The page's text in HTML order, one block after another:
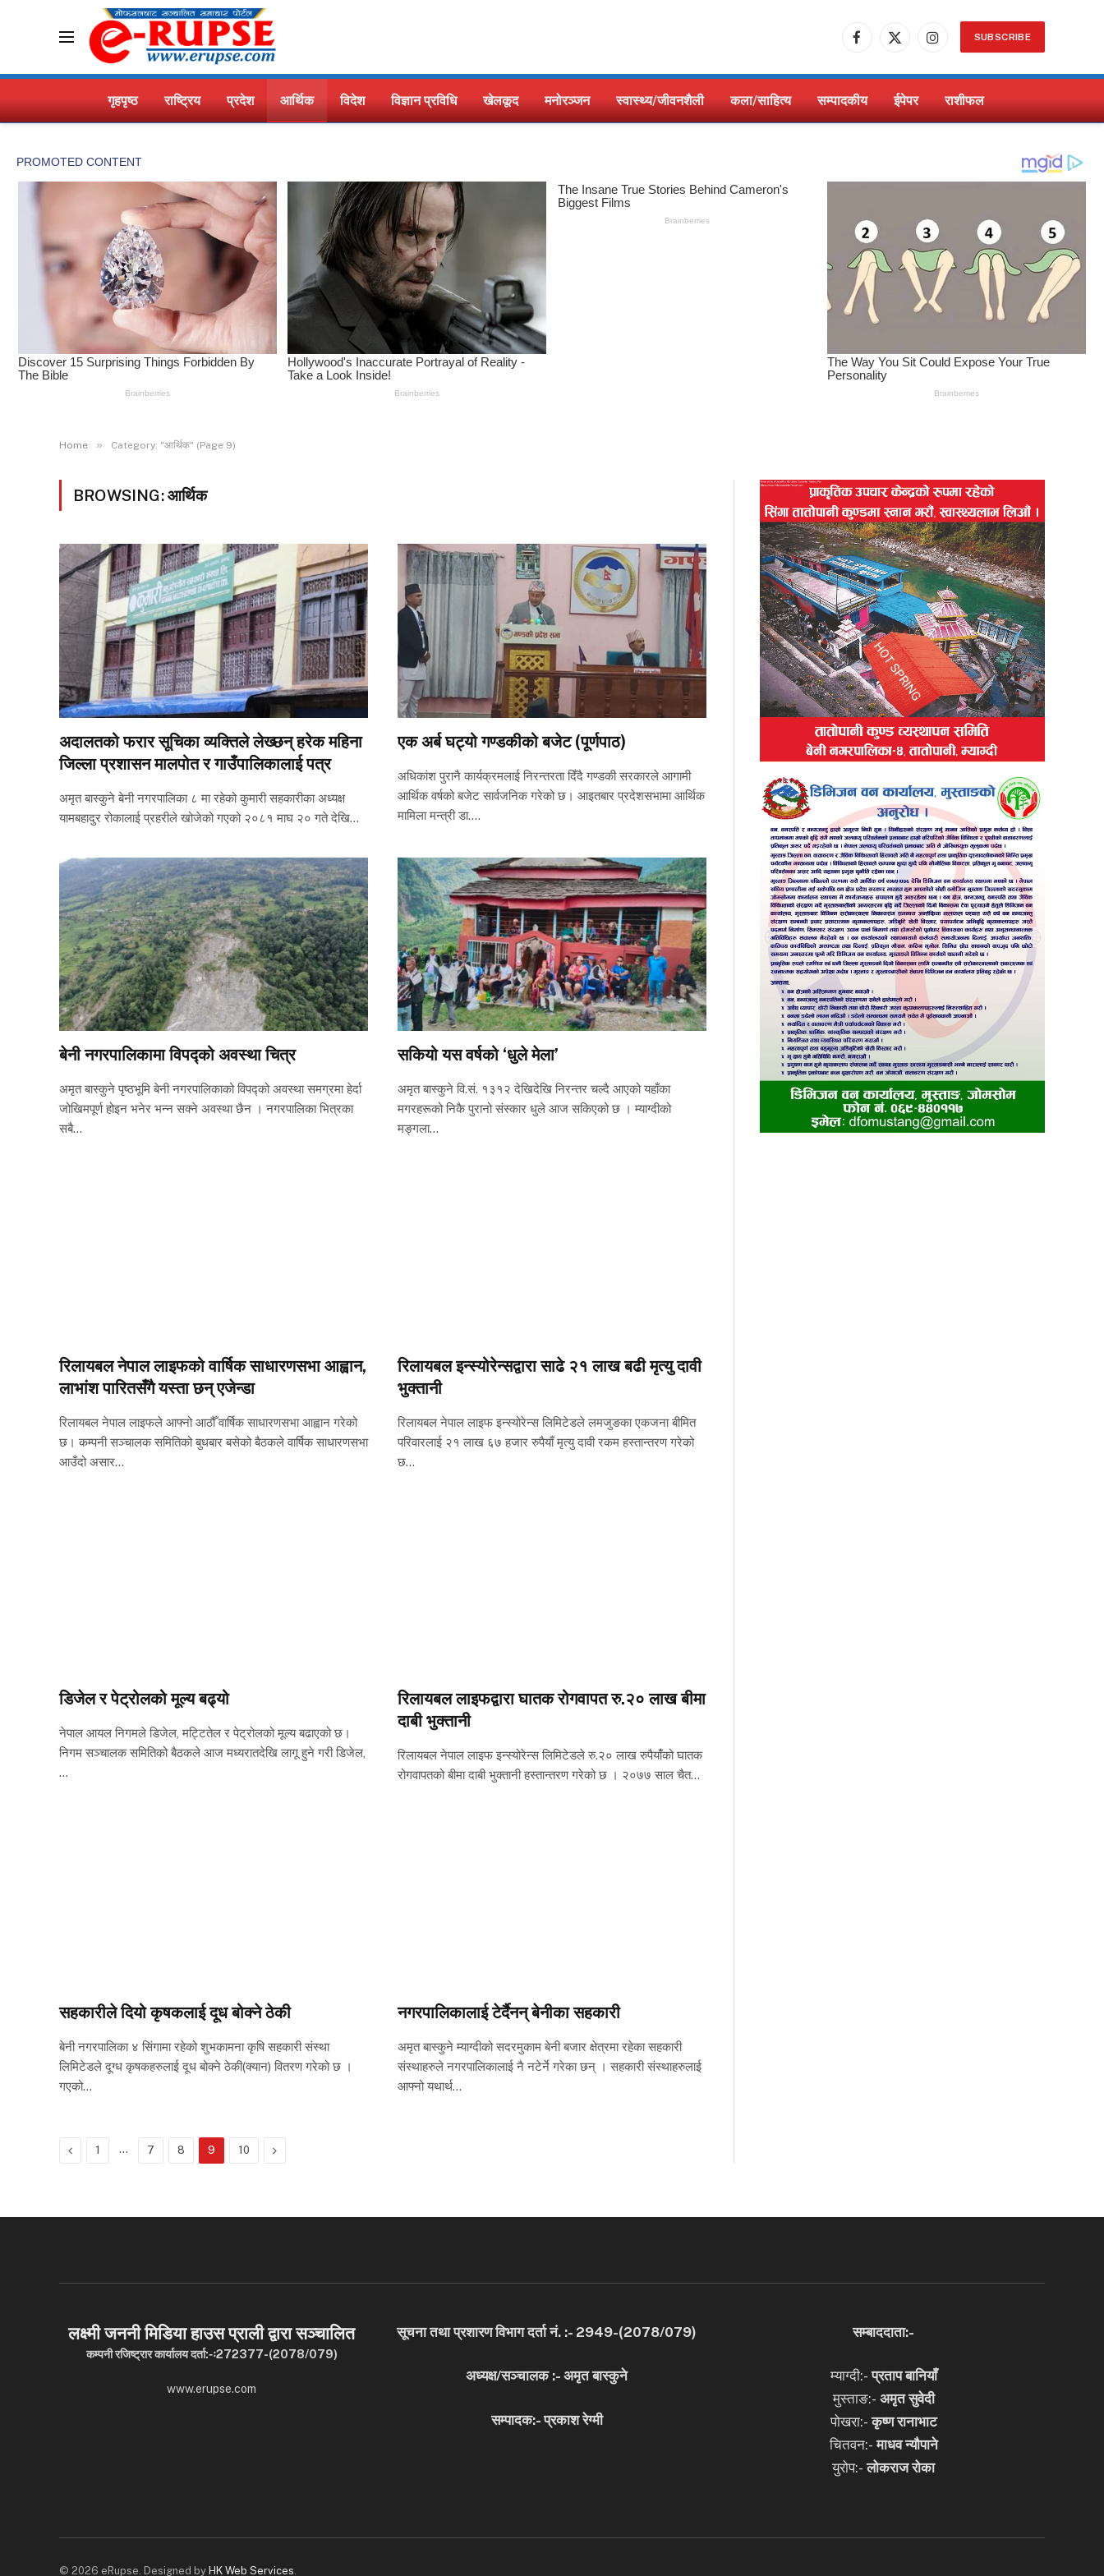
Facebook
X
Instagram
SUBSCRIBE
गृहपृष्ठ राष्ट्रिय प्रदेश आर्थिक विदेश विज्ञान प्रविधि खेलकूद मनोरञ्जन स्वास्थ्य/जीवनशैली कला/साहित्य सम्पादकीय ईपेपर राशीफल
Home » Category: "आर्थिक" (Page 9)
BROWSING:आर्थिक
अदालतको फरार सूचिका व्यक्तिले लेख्छन् हरेक महिना
जिल्ला प्रशासन मालपोत र गाउँपालिकालाई पत्र
अमृत बास्कुने बेनी नगरपालिका ८ मा रहेको कुमारी सहकारीका अध्यक्ष
यामबहादुर रोकालाई प्रहरीले खोजेको गएको २०८१ माघ २० गते देखि…
एक अर्ब घट्यो गण्डकीको बजेट (पूर्णपाठ)
अधिकांश पुरानै कार्यक्रमलाई निरन्तरता दिँदै गण्डकी सरकारले आगामी
आर्थिक वर्षको बजेट सार्वजनिक गरेको छ। आइतबार प्रदेशसभामा आर्थिक
मामिला मन्त्री डा.…
बेनी नगरपालिकामा विपद्को अवस्था चित्र
अमृत बास्कुने पृष्ठभूमि बेनी नगरपालिकाको विपद्को अवस्था समग्रमा हेर्दा
जोखिमपूर्ण होइन भनेर भन्न सक्ने अवस्था छैन । नगरपालिका भित्रका
सबै…
सकियो यस वर्षको ‘धुले मेला’
अमृत बास्कुने वि.सं. १३१२ देखिदेखि निरन्तर चल्दै आएको यहाँका
मगरहरूको निकै पुरानो संस्कार धुले आज सकिएको छ । म्याग्दीको
मङ्गला…
रिलायबल नेपाल लाइफको वार्षिक साधारणसभा आह्वान,
लाभांश पारितसँगै यस्ता छन् एजेन्डा
रिलायबल नेपाल लाइफले आफ्नो आठौँ वार्षिक साधारणसभा आह्वान गरेको
छ। कम्पनी सञ्चालक समितिको बुधबार बसेको बैठकले वार्षिक साधारणसभा
आउँदो असार…
रिलायबल इन्स्योरेन्सद्वारा साढे २१ लाख बढी मृत्यु दावी
भुक्तानी
रिलायबल नेपाल लाइफ इन्स्योरेन्स लिमिटेडले लमजुङका एकजना बीमित
परिवारलाई २१ लाख ६७ हजार रुपैयाँ मृत्यु दावी रकम हस्तान्तरण गरेको
छ…
डिजेल र पेट्रोलको मूल्य बढ्यो
नेपाल आयल निगमले डिजेल, मट्टितेल र पेट्रोलको मूल्य बढाएको छ।
निगम सञ्चालक समितिको बैठकले आज मध्यरातदेखि लागू हुने गरी डिजेल,
…
रिलायबल लाइफद्वारा घातक रोगवापत रु.२० लाख बीमा
दाबी भुक्तानी
रिलायबल नेपाल लाइफ इन्स्योरेन्स लिमिटेडले रु.२० लाख रुपैयाँंको घातक
रोगवापतको बीमा दाबी भुक्तानी हस्तान्तरण गरेको छ । २०७७ साल चैत…
सहकारीले दियो कृषकलाई दूध बोक्ने ठेकी
बेनी नगरपालिका ४ सिंगामा रहेको शुभकामना कृषि सहकारी संस्था
लिमिटेडले दूग्ध कृषकहरुलाई दूध बोक्ने ठेकी(क्यान) वितरण गरेको छ ।
गएको…
नगरपालिकालाई टेर्दैनन् बेनीका सहकारी
अमृत बास्कुने म्याग्दीको सदरमुकाम बेनी बजार क्षेत्रमा रहेका सहकारी
संस्थाहरुले नगरपालिकालाई नै नटेर्ने गरेका छन् । सहकारी संस्थाहरुलाई
आफ्नो यथार्थ…
Previous
1 … 7 8 9 10 Next
लक्ष्मी जननी मिडिया हाउस प्राली द्वारा सञ्चालित
कम्पनी रजिष्ट्रार कार्यालय दर्ता:-ः272377-(2078/079)
www.erupse.com
सूचना तथा प्रशारण विभाग दर्ता नं. :- 2949-(2078/079)
अध्यक्ष/सञ्चालक :- अमृत बास्कुने
सम्पादक:- प्रकाश रेग्मी
सम्बाददाता:-
म्याग्दी:-प्रताप बानियाँ
मुस्ताङ:- अमृत सुवेदी
पोखरा:-कृष्ण रानाभाट
चितवन:-माधव न्यौपाने
युरोप:-लोकराज रोका
© 2026 eRupse. Designed by HK Web Services